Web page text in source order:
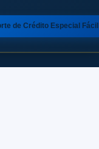
de Crédito Especial Fácil